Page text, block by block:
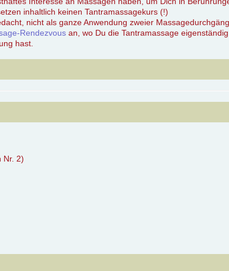
inhaltlich keinen Tantramassagekurs (!)
nicht als ganze Anwendung zweier
Rendezvous an, wo Du die Tantramassage
hast.
Nr. 2)